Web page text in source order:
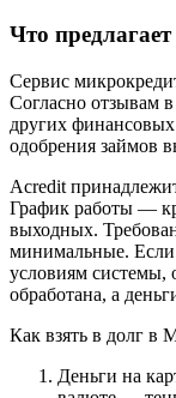
Что
Сервис
Согласно отзывам
других финансовых
одобрения займов
Acredit
График работы —
выходных.
минимальные. Если
условиям системы,
обработана, а
Как взять в долг
Деньги на